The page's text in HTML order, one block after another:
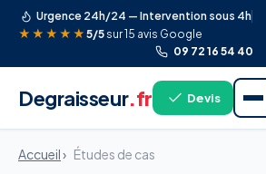
Urgence 24h/24 — Intervention sous 4h
★★★★★ 5/5 sur 15 avis Google
09 72 16 54 40
Degraisseur.fr Devis
Accueil› Études de cas